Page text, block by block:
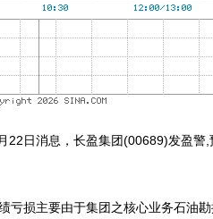
日消息，长盈集团(00689)发盈警,
损主要由于集团之核心业务石油勘